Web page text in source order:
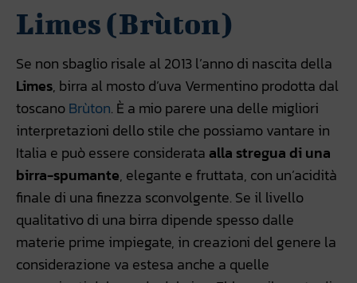
Limes (Brùton)
Se non sbaglio risale al 2013 l’anno di nascita della
Limes, birra al mosto d’uva Vermentino prodotta dal
toscanoBrùton. È a mio parere una delle migliori
interpretazioni dello stile che possiamo vantare in
Italia e può essere considerata alla stregua di una
birra-spumante, elegante e fruttata, con un’acidità
finale di una finezza sconvolgente. Se il livello
qualitativo di una birra dipende spesso dalle
materie prime impiegate, in creazioni del genere la
considerazione va estesa anche a quelle